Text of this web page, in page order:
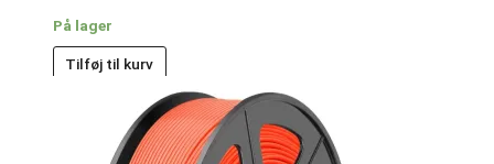
På lager
Tilføj til kurv